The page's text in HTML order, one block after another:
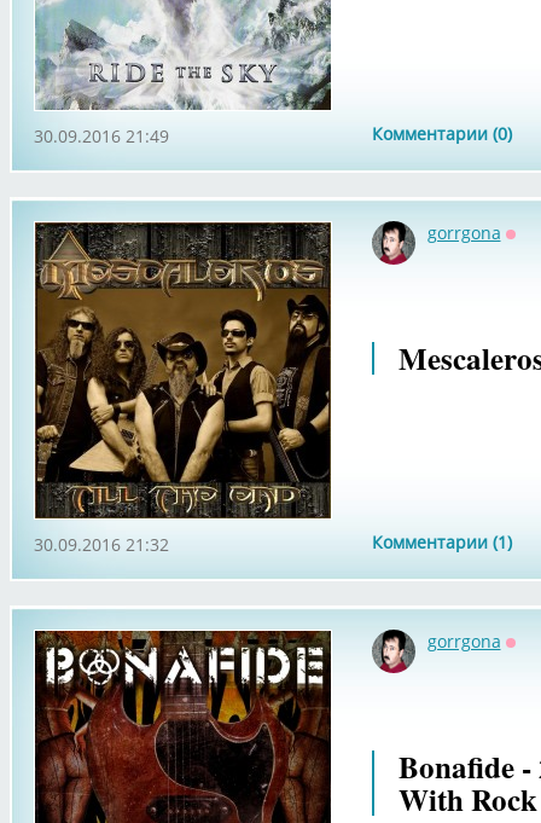
Комментарии (0)
30.09.2016 21:49
gorrgona
Комментарии (1)
30.09.2016 21:32
gorrgona
Bonafide
With